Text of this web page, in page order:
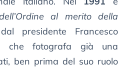
al merito della
presidente Francesco
che fotografa già una
ben prima del suo ruolo